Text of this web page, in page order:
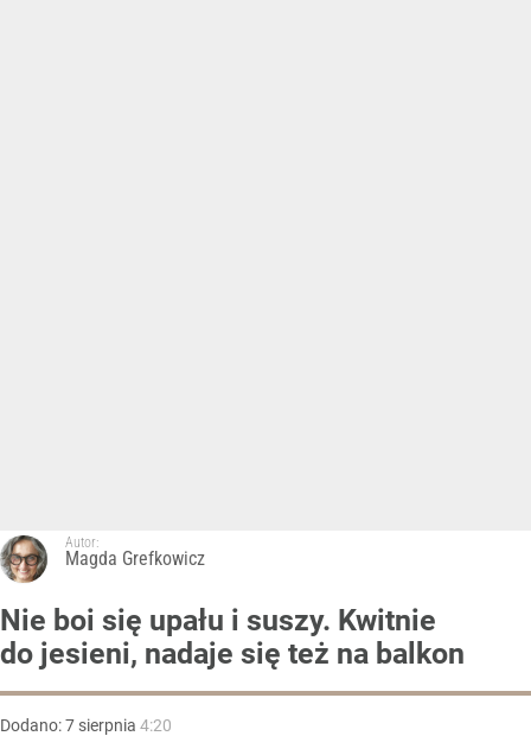
Autor:
Magda Grefkowicz
Nie boi się upału i suszy. Kwitnie
do jesieni, nadaje się też na balkon
Dodano:7 sierpnia 4:20